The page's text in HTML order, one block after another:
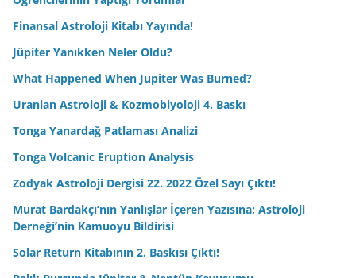
Finansal Astroloji Kitabı Yayında!
Jüpiter Yanıkken Neler Oldu?
What Happened When Jupiter Was Burned?
Uranian Astroloji & Kozmobiyoloji 4. Baskı
Tonga Yanardağ Patlaması Analizi
Tonga Volcanic Eruption Analysis
Zodyak Astroloji Dergisi 22. 2022 Özel Sayı Çıktı!
Murat Bardakçı’nın Yanlışlar İçeren Yazısına; Astroloji
Derneği’nin Kamuoyu Bildirisi
Solar Return Kitabının 2. Baskısı Çıktı!